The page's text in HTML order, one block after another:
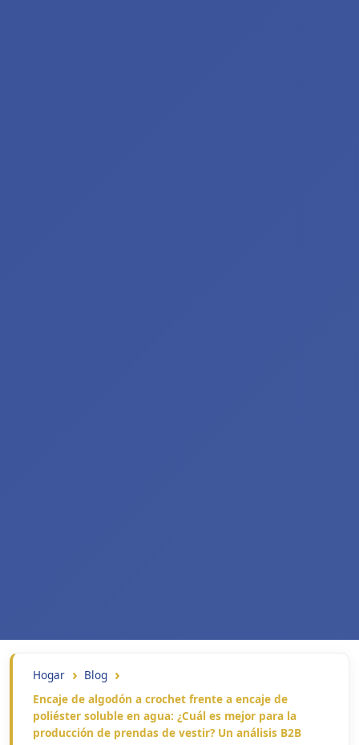
Hogar
Blog
Encaje de algodón a crochet frente a encaje de
poliéster soluble en agua: ¿Cuál es mejor para la
producción de prendas de vestir? Un análisis B2B